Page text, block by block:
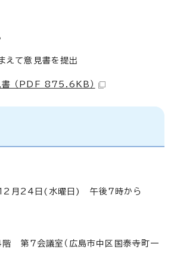
えて意見書を提出
（PDF 875.6KB）
月24日(水曜日) 午後7時から
第7会議室（広島市中区国泰寺町一